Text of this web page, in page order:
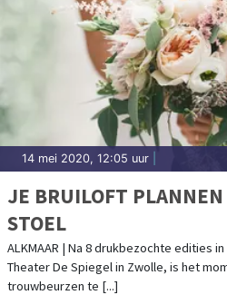
14 mei 2020, 12:05 uur
JE BRUILOFT
STOEL
ALKMAAR | Na 8 drukbezochte edities
Theater De Spiegel in Zwolle, is het
trouwbeurzen te [...]